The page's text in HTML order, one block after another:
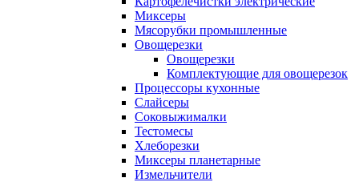
Миксеры
Мясорубки промышленные
Овощерезки
Овощерезки
Комплектующие для овощерезок
Процессоры кухонные
Слайсеры
Соковыжималки
Тестомесы
Хлеборезки
Миксеры планетарные
Измельчители